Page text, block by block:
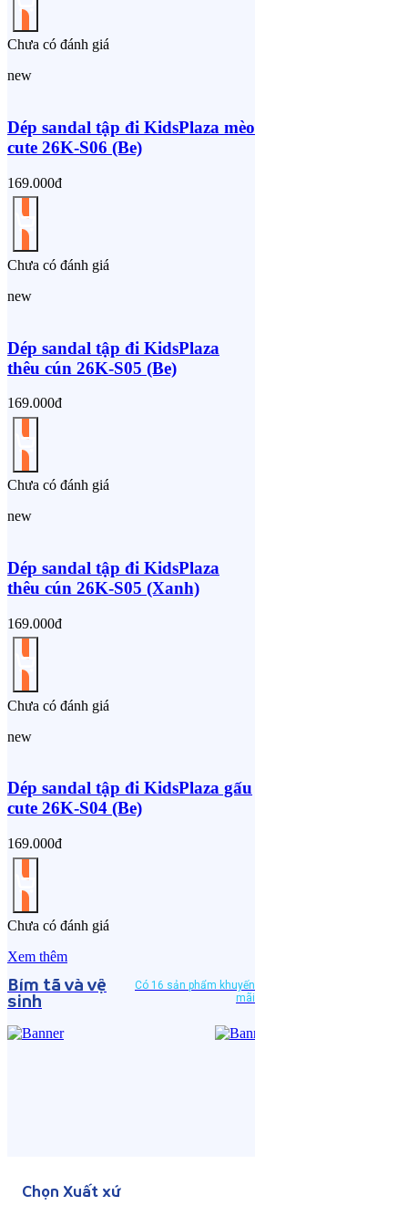
Chưa có đánh giá
new
Dép sandal tập đi KidsPlaza mèo
cute 26K-S06 (Be)
169.000đ
Chưa có đánh giá
new
Dép sandal tập đi KidsPlaza
thêu cún 26K-S05 (Be)
169.000đ
Chưa có đánh giá
new
Dép sandal tập đi KidsPlaza
thêu cún 26K-S05 (Xanh)
169.000đ
Chưa có đánh giá
new
Dép sandal tập đi KidsPlaza gấu
cute 26K-S04 (Be)
169.000đ
Chưa có đánh giá
Xem thêm
Bỉm tã và vệ
sinh
Có 16 sản phẩm khuyến
mãi
Chọn Xuất xứ